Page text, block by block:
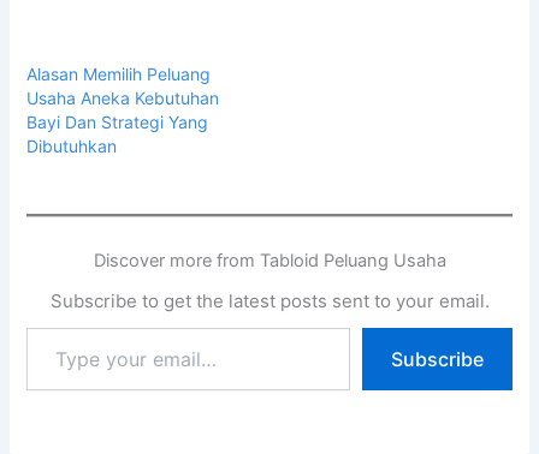
Alasan Memilih Peluang
Usaha Aneka Kebutuhan
Bayi Dan Strategi Yang
Dibutuhkan
Discover more from Tabloid Peluang Usaha
Subscribe to get the latest posts sent to your email.
Subscribe